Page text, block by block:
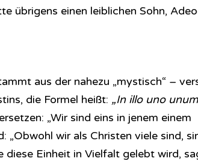
übrigens einen leiblichen Sohn,
aus der nahezu „mystisch“ –
die Formel heißt: „In illo uno
„Wir sind eins in jenem einem
„Obwohl wir als Christen viele sind,
diese Einheit in Vielfalt gelebt wird,